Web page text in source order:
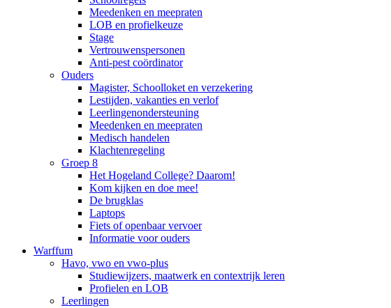
Meedenken en meepraten
LOB en profielkeuze
Stage
Vertrouwenspersonen
Anti-pest coördinator
Ouders
Magister, Schoolloket en verzekering
Lestijden, vakanties en verlof
Leerlingenondersteuning
Meedenken en meepraten
Medisch handelen
Klachtenregeling
Groep 8
Het Hogeland College? Daarom!
Kom kijken en doe mee!
De brugklas
Laptops
Fiets of openbaar vervoer
Informatie voor ouders
Warffum
Havo, vwo en vwo-plus
Studiewijzers, maatwerk en contextrijk leren
Profielen en LOB
Leerlingen